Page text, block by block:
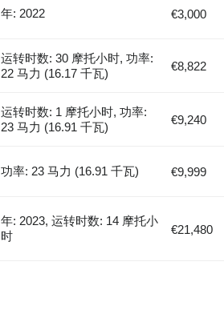
年: 2022 €3,000
运转时数: 30 摩托小时, 功率:
22 马力 (16.17 千瓦)
€8,822
运转时数: 1 摩托小时, 功率:
23 马力 (16.91 千瓦)
€9,240
功率: 23 马力 (16.91 千瓦) €9,999
年: 2023, 运转时数: 14 摩托小
时
€21,480